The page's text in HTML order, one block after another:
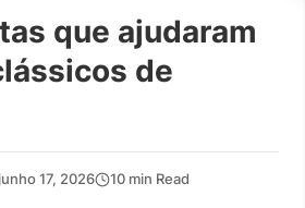
que ajudaram
de
junho 17, 2026 10 min Read